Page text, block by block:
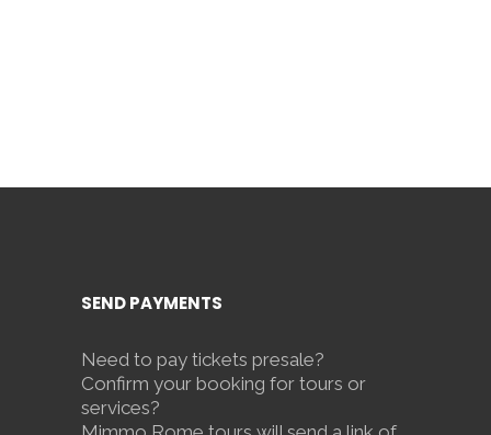
SEND PAYMENTS
Need to pay tickets presale?
Confirm your booking for tours or
services?